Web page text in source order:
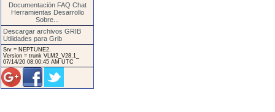
Documentación FAQ Chat
Herramientas Desarrollo
Sobre...
Descargar archivos GRIB
Utilidades para Grib
Srv = NEPTUNE2.
Version = trunk VLM2_V28.1_
07/14/20 08:00:45 AM UTC